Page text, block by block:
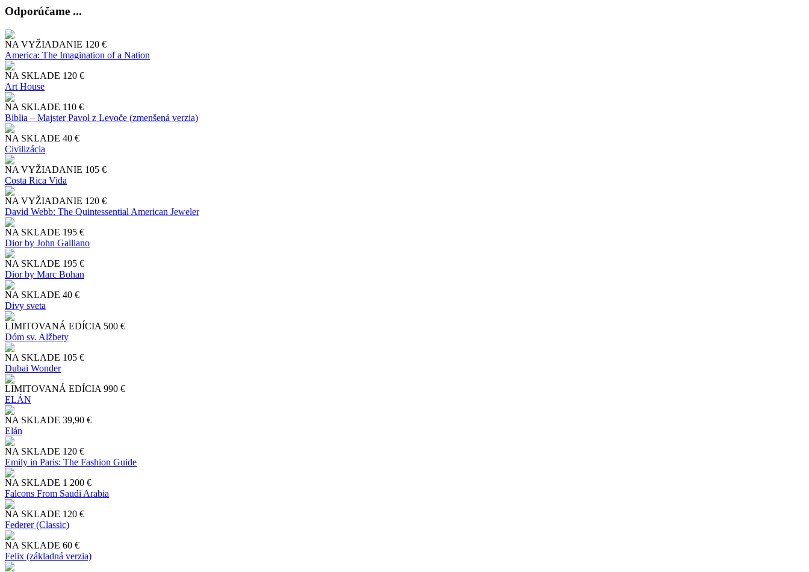
Odporúčame ...
NA VYŽIADANIE 120 €
America: The Imagination of a Nation
NA SKLADE 120 €
Art House
NA SKLADE 110 €
Biblia – Majster Pavol z Levoče (zmenšená verzia)
NA SKLADE 40 €
Civilizácia
NA VYŽIADANIE 105 €
Costa Rica Vida
NA VYŽIADANIE 120 €
David Webb: The Quintessential American Jeweler
NA SKLADE 195 €
Dior by John Galliano
NA SKLADE 195 €
Dior by Marc Bohan
NA SKLADE 40 €
Divy sveta
LIMITOVANÁ EDÍCIA 500 €
Dóm sv. Alžbety
NA SKLADE 105 €
Dubai Wonder
LIMITOVANÁ EDÍCIA 990 €
ELÁN
NA SKLADE 39,90 €
Elán
NA SKLADE 120 €
Emily in Paris: The Fashion Guide
NA SKLADE 1 200 €
Falcons From Saudi Arabia
NA SKLADE 120 €
Federer (Classic)
NA SKLADE 60 €
Felix (základná verzia)